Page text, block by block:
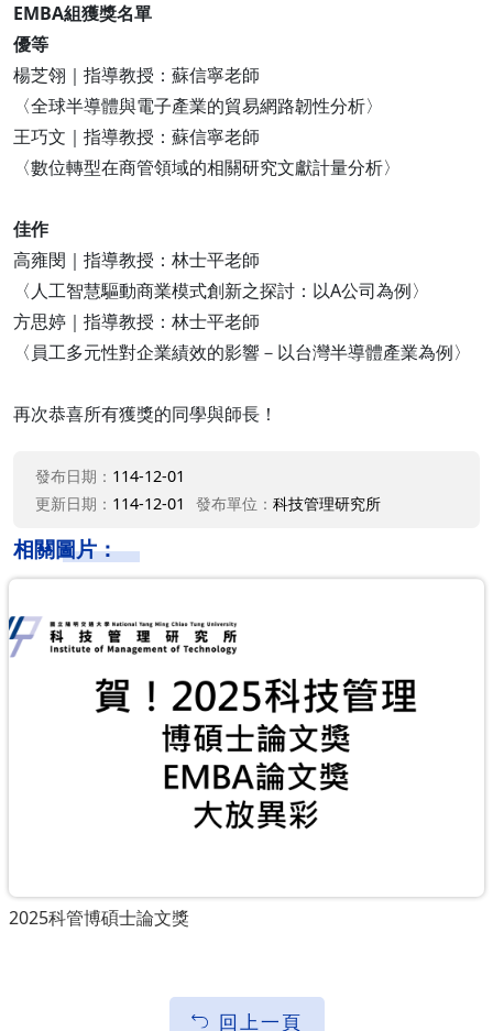
EMBA組獲獎名單
優等
楊芝翎｜指導教授：蘇信寧老師
〈全球半導體與電子產業的貿易網路韌性分析〉
王巧文｜指導教授：蘇信寧老師
〈數位轉型在商管領域的相關研究文獻計量分析〉
佳作
高雍閔｜指導教授：林士平老師
〈人工智慧驅動商業模式創新之探討：以A公司為例〉
方思婷｜指導教授：林士平老師
〈員工多元性對企業績效的影響－以台灣半導體產業為例〉
再次恭喜所有獲獎的同學與師長！
發布日期： 114-12-01
更新日期： 114-12-01 發布單位： 科技管理研究所
相關圖片：
2025科管博碩士論文獎
回上一頁